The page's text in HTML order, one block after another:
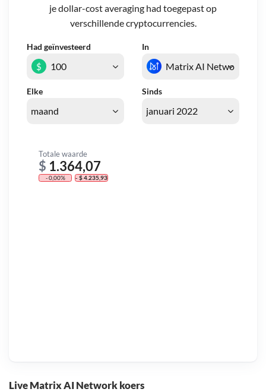
Live Matrix AI Network koers
je dollar-cost averaging had toegepast op
verschillende cryptocurrencies.
Had geïnvesteerd In
Elke Sinds
$
Totale waarde
$ 1.364,07
- 0,00% - $ 4.235,93